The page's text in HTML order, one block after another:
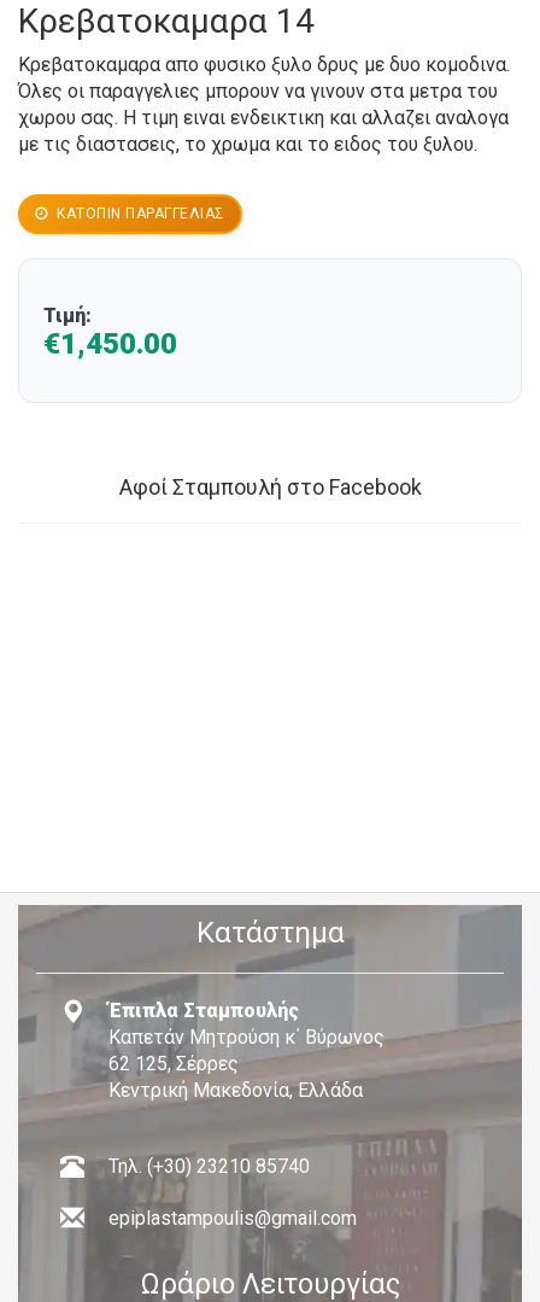
Κρεβατοκαμαρα 14
Κρεβατοκαμαρα απο φυσικο ξυλο δρυς με δυο κομοδινα.
Όλες οι παραγγελιες μπορουν να γινουν στα μετρα του
χωρου σας. Η τιμη ειναι ενδεικτικη και αλλαζει αναλογα
με τις διαστασεις, το χρωμα και το ειδος του ξυλου.
ΚΑΤΌΠΙΝ ΠΑΡΑΓΓΕΛΊΑΣ
Τιμή:
€1,450.00
Αφοί Σταμπουλή στο Facebook
Κατάστημα
Έπιπλα Σταμπουλής
Καπετάν Μητρούση κ΄ Βύρωνος
62 125, Σέρρες
Κεντρική Μακεδονία, Ελλάδα
Τηλ. (+30) 23210 85740
epiplastampoulis@gmail.com
Ωράριο Λειτουργίας